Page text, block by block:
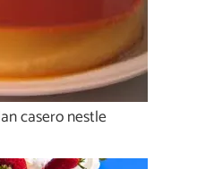
casero nestle